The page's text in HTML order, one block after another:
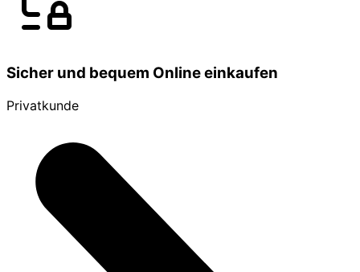
Sicher und bequem Online einkaufen
Privatkunde